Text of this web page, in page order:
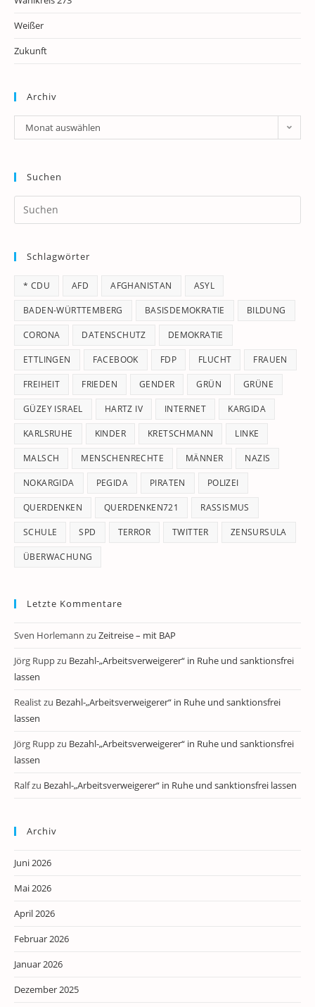
Weißer
Zukunft
Archiv
Archiv
Monat auswählen
Suchen
Schlagwörter
* CDU AFD AFGHANISTAN ASYL
BADEN-WÜRTTEMBERG BASISDEMOKRATIE BILDUNG
CORONA DATENSCHUTZ DEMOKRATIE
ETTLINGEN FACEBOOK FDP FLUCHT FRAUEN
FREIHEIT FRIEDEN GENDER GRÜN GRÜNE
GÜZEY ISRAEL HARTZ IV INTERNET KARGIDA
KARLSRUHE KINDER KRETSCHMANN LINKE
MALSCH MENSCHENRECHTE MÄNNER NAZIS
NOKARGIDA PEGIDA PIRATEN POLIZEI
QUERDENKEN QUERDENKEN721 RASSISMUS
SCHULE SPD TERROR TWITTER ZENSURSULA
ÜBERWACHUNG
Letzte Kommentare
Sven Horlemann zu Zeitreise – mit BAP
Jörg Ruppzu Bezahl-„Arbeitsverweigerer“ in Ruhe und sanktionsfrei
lassen
Realistzu Bezahl-„Arbeitsverweigerer“ in Ruhe und sanktionsfrei
lassen
Jörg Ruppzu Bezahl-„Arbeitsverweigerer“ in Ruhe und sanktionsfrei
lassen
Ralfzu Bezahl-„Arbeitsverweigerer“ in Ruhe und sanktionsfrei lassen
Archiv
Juni 2026
Mai 2026
April 2026
Februar 2026
Januar 2026
Dezember 2025